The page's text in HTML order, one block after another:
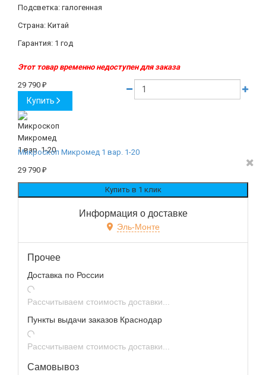
Подсветка: галогенная
Страна: Китай
Гарантия: 1 год
Этот товар временно недоступен для заказа
29 790 ₽
Купить
Микроскоп Микромед 1 вар. 1-20
29 790 ₽
Информация о доставке
Эль-Монте
Прочее
Доставка по России
Рассчитываем стоимость доставки...
Пункты выдачи заказов Краснодар
Рассчитываем стоимость доставки...
Самовывоз